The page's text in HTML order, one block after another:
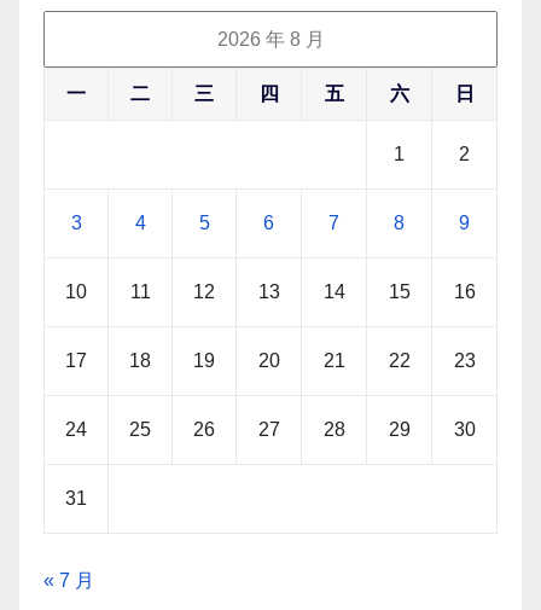
2026 年 8 月
一 二 三 四 五 六 日
1 2
3 4 5 6 7 8 9
10 11 12 13 14 15 16
17 18 19 20 21 22 23
24 25 26 27 28 29 30
31
« 7 月